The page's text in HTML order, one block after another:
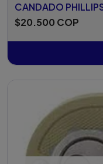
CANDADO
$20.500 COP